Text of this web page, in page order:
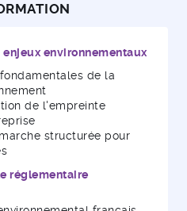
environnementaux
de la
de l'empreinte
structurée pour
réglementaire